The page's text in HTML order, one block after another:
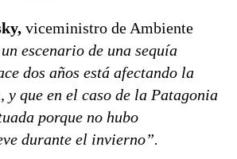
viceministro de Ambiente
escenario de una sequía
dos años está afectando la
y que en el caso de la Patagonia
porque no hubo
durante el invierno”.